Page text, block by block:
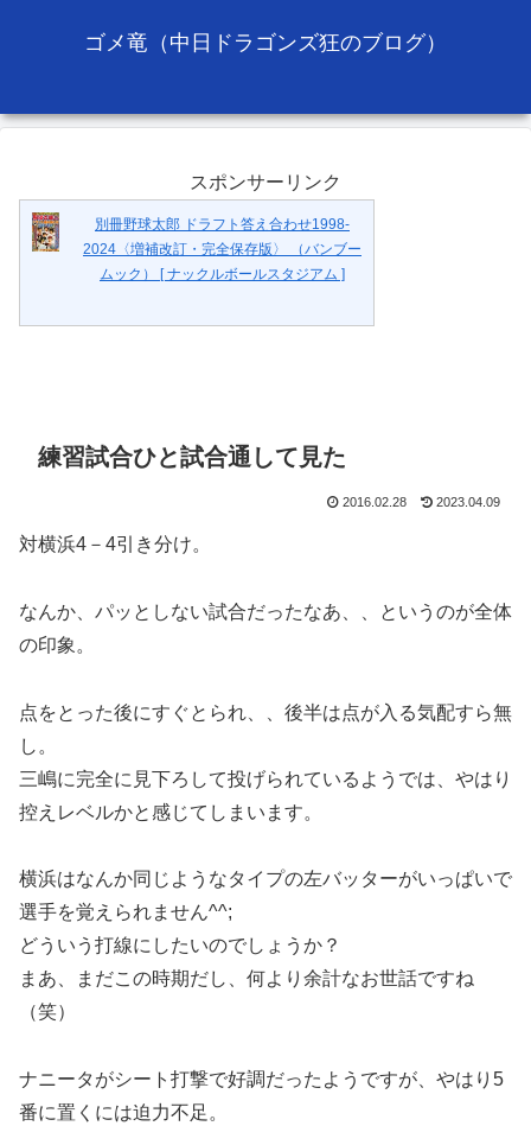
ゴメ竜（中日ドラゴンズ狂のブログ）
スポンサーリンク
別冊野球太郎 ドラフト答え合わせ1998-
2024〈増補改訂・完全保存版〉 （バンブー
ムック） [ ナックルボールスタジアム ]
練習試合ひと試合通して見た
2016.02.28 2023.04.09
対横浜4－4引き分け。
なんか、パッとしない試合だったなあ、、というのが全体
の印象。
点をとった後にすぐとられ、、後半は点が入る気配すら無
し。
三嶋に完全に見下ろして投げられているようでは、やはり
控えレベルかと感じてしまいます。
横浜はなんか同じようなタイプの左バッターがいっぱいで
選手を覚えられません^^;
どういう打線にしたいのでしょうか？
まあ、まだこの時期だし、何より余計なお世話ですね
（笑）
ナニータがシート打撃で好調だったようですが、やはり5
番に置くには迫力不足。